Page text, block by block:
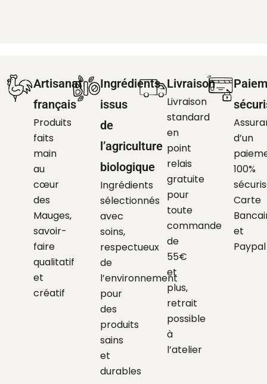
Artisanat
français
Produits
faits
main
au
cœur
des
Mauges,
savoir-
faire
qualitatif
et
créatif
Ingrédients
issus
de
l’agriculture
biologique
Ingrédients
sélectionnés
avec
soins,
respectueux
de
l’environnement
pour
des
produits
sains
et
durables
Livraison
Livraison
standard
en
point
relais
gratuite
pour
toute
commande
de
55€
et
plus,
retrait
possible
à
l’atelier
d’un
100%
Carte
et
Paypal